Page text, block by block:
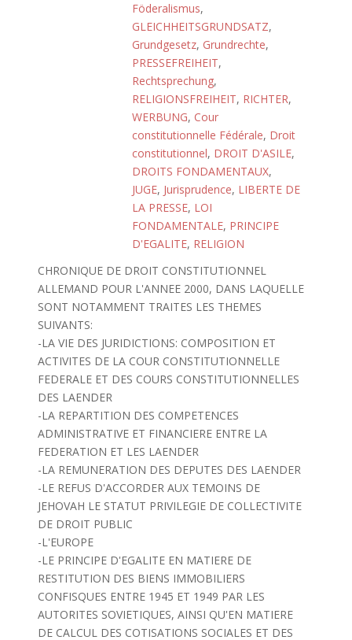
Föderalismus,
GLEICHHEITSGRUNDSATZ,
Grundgesetz, Grundrechte,
PRESSEFREIHEIT,
Rechtsprechung,
RELIGIONSFREIHEIT, RICHTER,
WERBUNG, Cour
constitutionnelle Fédérale, Droit
constitutionnel, DROIT D'ASILE,
DROITS FONDAMENTAUX,
JUGE, Jurisprudence, LIBERTE DE
LA PRESSE, LOI
FONDAMENTALE, PRINCIPE
D'EGALITE, RELIGION
CHRONIQUE DE DROIT CONSTITUTIONNEL
ALLEMAND POUR L'ANNEE 2000, DANS LAQUELLE
SONT NOTAMMENT TRAITES LES THEMES
SUIVANTS:
-LA VIE DES JURIDICTIONS: COMPOSITION ET
ACTIVITES DE LA COUR CONSTITUTIONNELLE
FEDERALE ET DES COURS CONSTITUTIONNELLES
DES LAENDER
-LA REPARTITION DES COMPETENCES
ADMINISTRATIVE ET FINANCIERE ENTRE LA
FEDERATION ET LES LAENDER
-LA REMUNERATION DES DEPUTES DES LAENDER
-LE REFUS D'ACCORDER AUX TEMOINS DE
JEHOVAH LE STATUT PRIVILEGIE DE COLLECTIVITE
DE DROIT PUBLIC
-L'EUROPE
-LE PRINCIPE D'EGALITE EN MATIERE DE
RESTITUTION DES BIENS IMMOBILIERS
CONFISQUES ENTRE 1945 ET 1949 PAR LES
AUTORITES SOVIETIQUES, AINSI QU'EN MATIERE
DE CALCUL DES COTISATIONS SOCIALES ET DES